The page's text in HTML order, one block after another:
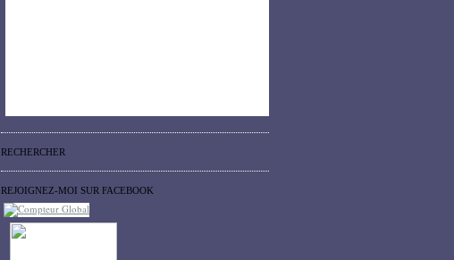
RECHERCHER
REJOIGNEZ-MOI SUR FACEBOOK